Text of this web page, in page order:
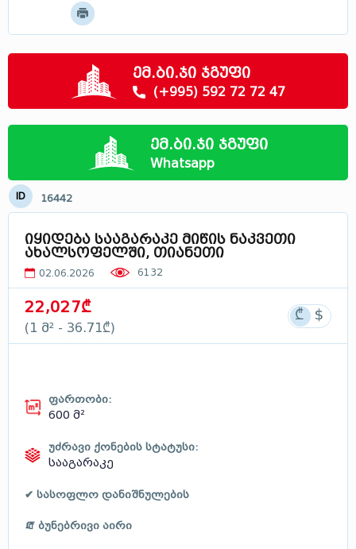
მცხეთა - მთიანეთი
სამცხე - ჯავახეთი
ლეჩხუმი
საქართველოში
ემ.ბი.ჯი ჯგუფი
(+995) 592 72 72 47
ემ.ბი.ჯი ჯგუფი
Whatsapp
ID 16442
იყიდება სააგარაკე მიწის ნაკვეთი
ახალსოფელში, თიანეთი
02.06.2026 6132
22,027₾
(1 მ² - 36.71₾)
ფართობი:
600 მ²
უძრავი ქონების სტატუსი:
სააგარაკე
✔ სასოფლო დანიშნულების
🧯 ბუნებრივი აირი